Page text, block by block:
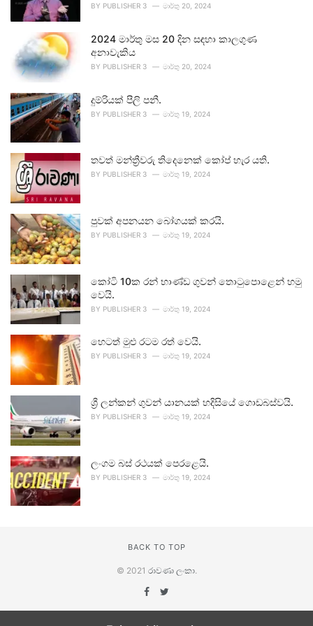
BY PUBLISHER 3 මාර්තු 20, 2024
2024 මාර්තු මස 20 දින සඳහා කාලගුණ
අනාවැකිය
BY PUBLISHER 3 මාර්තු 20, 2024
දුම්රියක් පීලි පනී.
BY PUBLISHER 3 මාර්තු 19, 2024
තවත් මන්ත්‍රීවරු තිදෙනෙක් කෝප් හැර යති.
BY PUBLISHER 3 මාර්තු 19, 2024
පුවක් අපනයන බෝගයක් කරයි.
BY PUBLISHER 3 මාර්තු 19, 2024
කෝටි 10ක රන් භාණ්ඩ ගුවන් තොටුපොළෙන් හමු
වෙයි.
BY PUBLISHER 3 මාර්තු 19, 2024
හෙටත් මුළු රටම රත් වෙයි.
BY PUBLISHER 3 මාර්තු 19, 2024
ශ්‍රී ලන්කන් ගුවන් යානයක් හදිසියේ ගොඩබස්වයි.
BY PUBLISHER 3 මාර්තු 19, 2024
ලංගම බස් රථයක් පෙරළෙයි.
BY PUBLISHER 3 මාර්තු 19, 2024
BACK TO TOP
© 2021 රාවණා ලංකා.